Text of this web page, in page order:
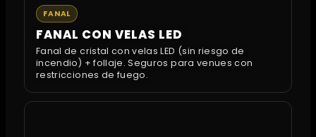
FANAL
FANAL CON VELAS LED
Fanal de cristal con velas LED (sin riesgo de
incendio) + follaje. Seguros para venues con
restricciones de fuego.